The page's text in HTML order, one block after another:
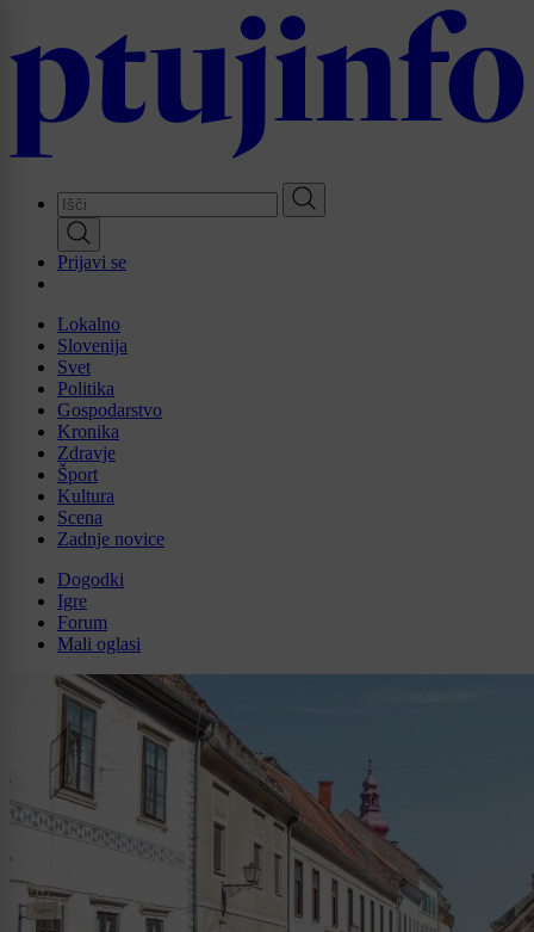
main
Prijavi se
Lokalno
Slovenija
Svet
Politika
Gospodarstvo
Kronika
Zdravje
Šport
Kultura
Scena
Zadnje novice
Dogodki
Igre
Forum
Mali oglasi